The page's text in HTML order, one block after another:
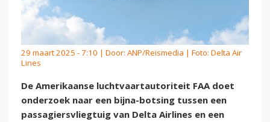
29 maart 2025 - 7:10 | Door: ANP/Reismedia | Foto: Delta Air
Lines
De Amerikaanse luchtvaartautoriteit FAA doet
onderzoek naar een bijna-botsing tussen een
passagiersvliegtuig van Delta Airlines en een